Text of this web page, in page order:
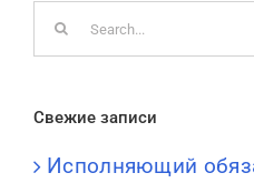
Свежие записи
Исполняющий